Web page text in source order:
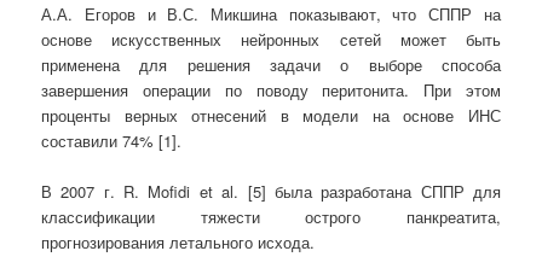
А.А. Егоров и В.С. Микшина показывают, что СППР на
основе искусственных нейронных сетей может быть
применена для решения задачи о выборе способа
завершения операции по поводу перитонита. При этом
проценты верных отнесений в модели на основе ИНС
составили 74% [1].
В 2007 г. R. Mofidi et al. [5] была разработана СППР для
классификации тяжести острого панкреатита,
прогнозирования летального исхода.